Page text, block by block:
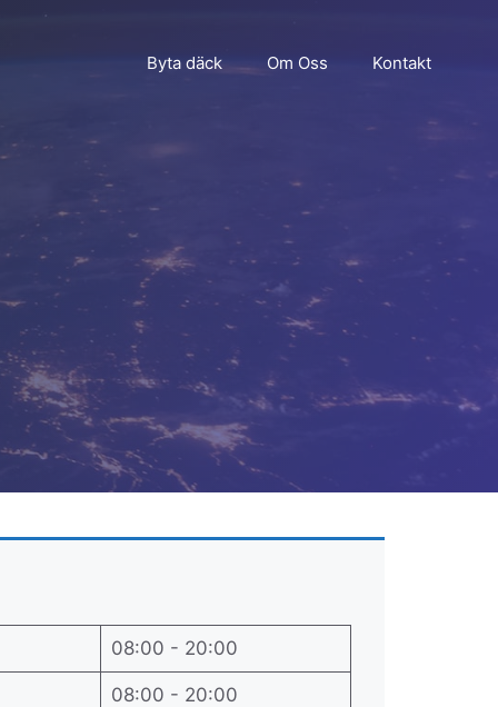
Byta däck Om Oss Kontakt
08:00 - 20:00
08:00 - 20:00